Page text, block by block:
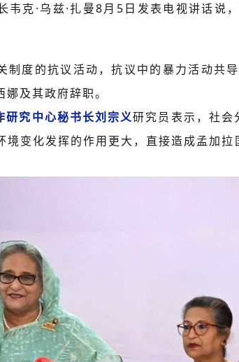
克·乌兹·扎曼8月5日发表电视讲话说
度的抗议活动，抗议中的暴力活动共
及其政府辞职。
研究中心秘书长刘宗义研究员表示，社会
变化发挥的作用更大，直接造成孟加